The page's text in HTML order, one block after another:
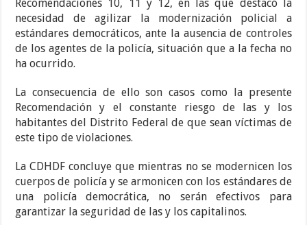
Recomendaciones 10, 11 y 12, en las que destacó la
necesidad de agilizar la modernización policial a
estándares democráticos, ante la ausencia de controles
de los agentes de la policía, situación que a la fecha no
ha ocurrido.
La consecuencia de ello son casos como la presente
Recomendación y el constante riesgo de las y los
habitantes del Distrito Federal de que sean víctimas de
este tipo de violaciones.
La CDHDF concluye que mientras no se modernicen los
cuerpos de policía y se armonicen con los estándares de
una policía democrática, no serán efectivos para
garantizar la seguridad de las y los capitalinos.